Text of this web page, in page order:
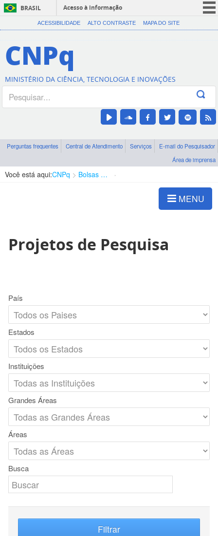
BRASIL
Acesso à informação
CORONAVÍRUS (COVID-19)
Canais
ACESSIBILIDADE ALTO CONTRASTE MAPA DO SITE
CNPq
MINISTÉRIO DA CIÊNCIA, TECNOLOGIA E INOVAÇÕES
Perguntas frequentes Central de Atendimento Serviços
E-mail do Pesquisador
Área de imprensa
Você está aqui:CNPq Bolsas e Auxílios Vigentes
MENU
Projetos de Pesquisa
País
Estados
Instituições
Grandes Áreas
Áreas
Busca
Filtrar